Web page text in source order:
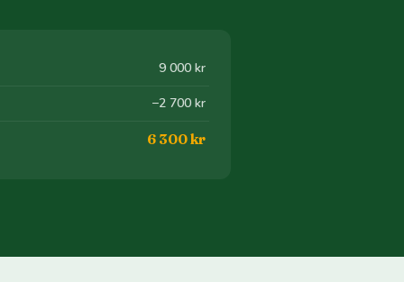
9 000 kr
−2 700 kr
6 300 kr